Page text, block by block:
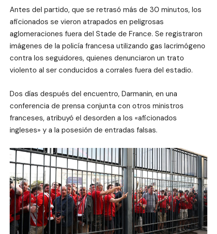
Antes del partido, que se retrasó más de 30 minutos, los
aficionados se vieron atrapados en peligrosas
aglomeraciones fuera del Stade de France. Se registraron
imágenes de la policía francesa utilizando gas lacrimógeno
contra los seguidores, quienes denunciaron un trato
violento al ser conducidos a corrales fuera del estadio.
Dos días después del encuentro, Darmanin, en una
conferencia de prensa conjunta con otros ministros
franceses, atribuyó el desorden a los «aficionados
ingleses» y a la posesión de entradas falsas.